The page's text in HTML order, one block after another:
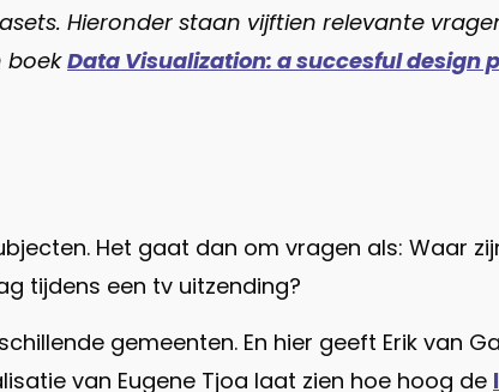
Hieronder staan vijftien relevante
boekData Visualization: a succesful design
Het gaat dan om vragen als: Waar
tijdens een tv uitzending?
gemeenten. En hier geeft Erik van
van Eugene Tjoa laat zien hoe hoog de